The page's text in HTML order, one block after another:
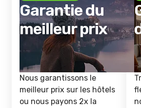
Garantie du
meilleur prix
Nous garantissons le
meilleur prix sur les hôtels
ou nous payons 2x la